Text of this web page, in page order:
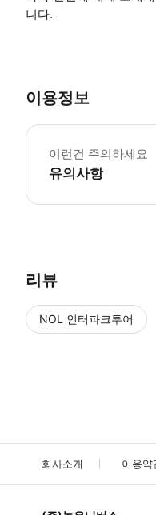
니다.
이용정보
이런건 주의하세요
유의사항
리뷰
NOL 인터파크투어
회사소개 이용약